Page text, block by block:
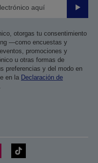
Enviar
otorgas tu consentimiento
—como encuestas y
promociones y
u otras formas de
preferencias y del modo en
en la Declaración de
.